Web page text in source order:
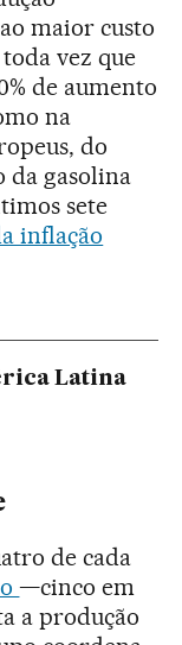
maior custo
vez que
de aumento
na
do
da gasolina
sete
inflação
Latina
de cada
—cinco em
a produção